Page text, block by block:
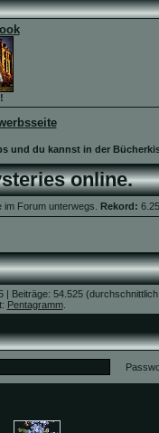
und du kannst in der
online.
Forum unterwegs. Rekord:
| Beiträge: 54.525
Pentagramm.